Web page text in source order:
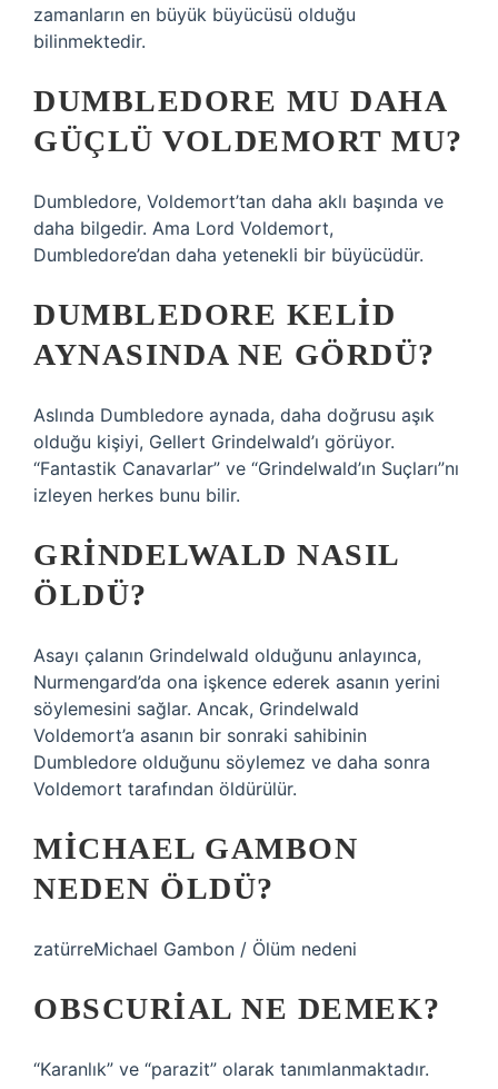
zamanların en büyük büyücüsü olduğu
bilinmektedir.
DUMBLEDORE MU DAHA
GÜÇLÜ VOLDEMORT MU?
Dumbledore, Voldemort’tan daha aklı başında ve
daha bilgedir. Ama Lord Voldemort,
Dumbledore’dan daha yetenekli bir büyücüdür.
DUMBLEDORE KELID
AYNASINDA NE GÖRDÜ?
Aslında Dumbledore aynada, daha doğrusu aşık
olduğu kişiyi, Gellert Grindelwald’ı görüyor.
“Fantastik Canavarlar” ve “Grindelwald’ın Suçları”nı
izleyen herkes bunu bilir.
GRINDELWALD NASIL
ÖLDÜ?
Asayı çalanın Grindelwald olduğunu anlayınca,
Nurmengard’da ona işkence ederek asanın yerini
söylemesini sağlar. Ancak, Grindelwald
Voldemort’a asanın bir sonraki sahibinin
Dumbledore olduğunu söylemez ve daha sonra
Voldemort tarafından öldürülür.
MICHAEL GAMBON
NEDEN ÖLDÜ?
zatürreMichael Gambon / Ölüm nedeni
OBSCURIAL NE DEMEK?
“Karanlık” ve “parazit” olarak tanımlanmaktadır.